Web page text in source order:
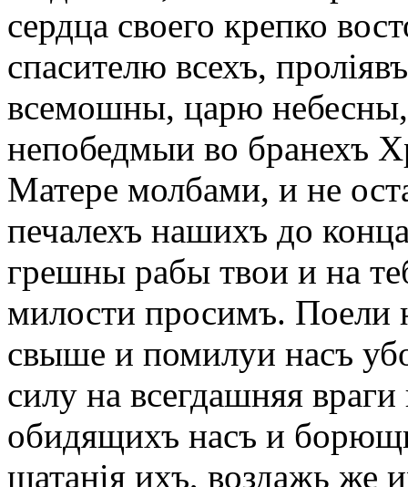
сердца своего крепко
спасителю всехъ,
всемошны, царю
непобедмыи во бранехъ
Матере молбами, и не
печалехъ нашихъ до
грешны рабы твои и на
милости просимъ. Поели
свыше и помилуи насъ
силу на всегдашняя
обидящихъ насъ и
шатанія ихъ, воздажь же